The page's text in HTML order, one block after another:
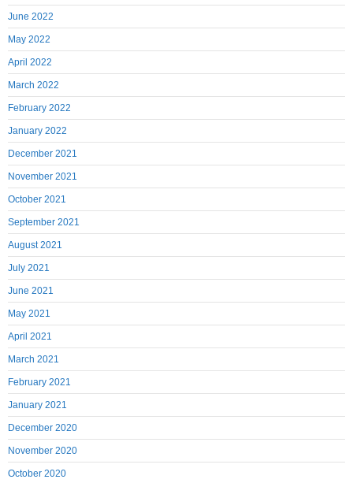
June 2022
May 2022
April 2022
March 2022
February 2022
January 2022
December 2021
November 2021
October 2021
September 2021
August 2021
July 2021
June 2021
May 2021
April 2021
March 2021
February 2021
January 2021
December 2020
November 2020
October 2020